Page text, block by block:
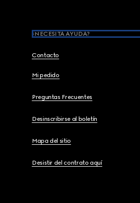
¿NECESITA AYUDA?
Contacto
Mi pedido
Preguntas Frecuentes
Desinscribirse al boletín
Mapa del sitio
Desistir del contrato aquí